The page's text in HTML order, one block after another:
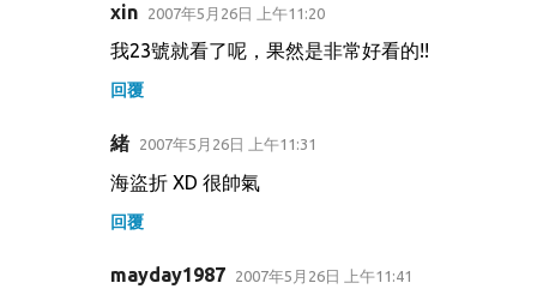
xin 2007年5月26日 上午11:20
我23號就看了呢，果然是非常好看的!!
回覆
緒 2007年5月26日 上午11:31
海盜折 XD 很帥氣
回覆
mayday1987 2007年5月26日 上午11:41